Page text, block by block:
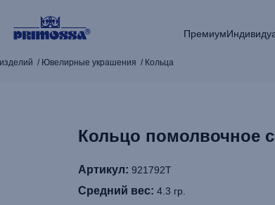
Премиум
Ювелирные украшения Кольца
Кольцо помолвочное
Артикул: 921792Т
Средний вес: 4.3 гр.